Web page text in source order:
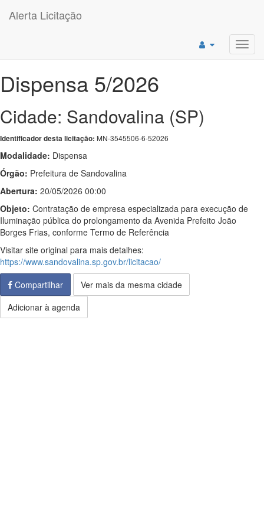
Alerta Licitação
Dispensa 5/2026
Cidade: Sandovalina (SP)
Identificador desta licitação: MN-3545506-6-52026
Modalidade: Dispensa
Órgão: Prefeitura de Sandovalina
Abertura: 20/05/2026 00:00
Objeto: Contratação de empresa especializada para execução de
Iluminação pública do prolongamento da Avenida Prefeito João
Borges Frias, conforme Termo de Referência
Visitar site original para mais detalhes:
https://www.sandovalina.sp.gov.br/licitacao/
Compartilhar
Ver mais da mesma cidade
Adicionar à agenda